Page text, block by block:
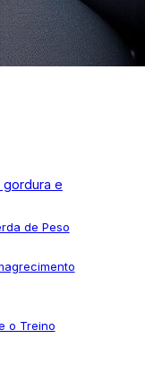
e
de Peso
o Treino